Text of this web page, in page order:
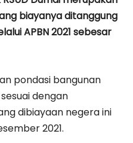
biayanya ditanggung
APBN 2021 sebesar
pondasi bangunan
dengan
dibiayaan negera ini
2021.